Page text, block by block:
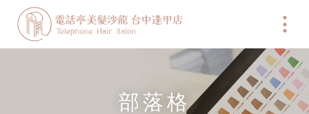
部落格